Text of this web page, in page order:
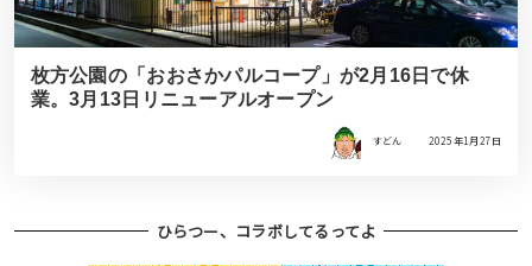
枚方公園の「おおさかパルコープ」が2月16日で休
業。3月13日リニューアルオープン
すどん 2025年1月27日
ひらつー、コラボしてるってよ